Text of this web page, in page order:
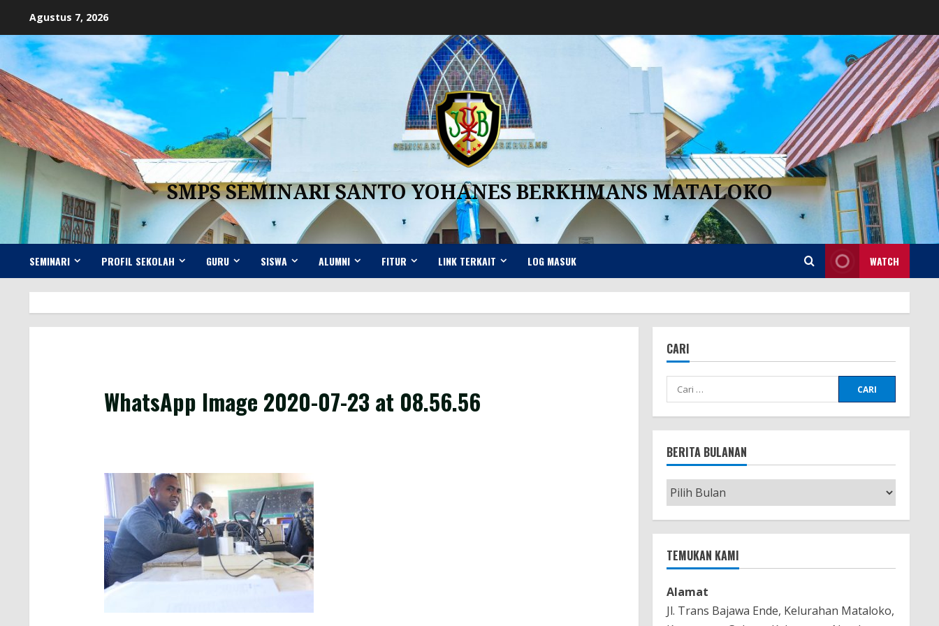
content
Agustus 7, 2026
SMPS SEMINARI SANTO YOHANES BERKHMANS MATALOKO
SEMINARI PROFIL SEKOLAH GURU SISWA ALUMNI FITUR LINK TERKAIT LOG MASUK WATCH
WhatsApp Image 2020-07-23 at 08.56.56
CARI
Cari
untuk:
BERITA BULANAN
Berita
Bulanan
TEMUKAN KAMI
Alamat
Jl. Trans Bajawa Ende, Kelurahan Mataloko,